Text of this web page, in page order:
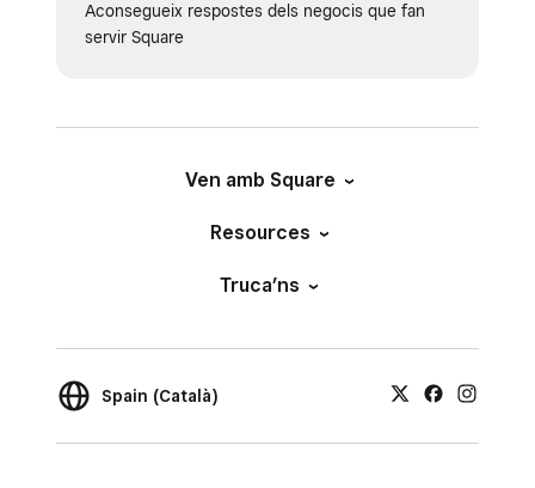
Aconsegueix respostes dels negocis que fan
servir Square
Ven amb Square
Resources
Truca’ns
Spain (Català)